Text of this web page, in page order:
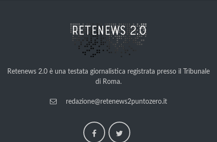
Retenews 2.0 è una testata giornalistica registrata presso il Tribunale
di Roma.
redazione@retenews2puntozero.it